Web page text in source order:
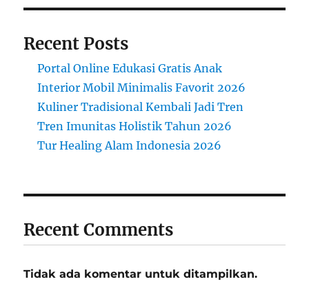
Recent Posts
Portal Online Edukasi Gratis Anak
Interior Mobil Minimalis Favorit 2026
Kuliner Tradisional Kembali Jadi Tren
Tren Imunitas Holistik Tahun 2026
Tur Healing Alam Indonesia 2026
Recent Comments
Tidak ada komentar untuk ditampilkan.